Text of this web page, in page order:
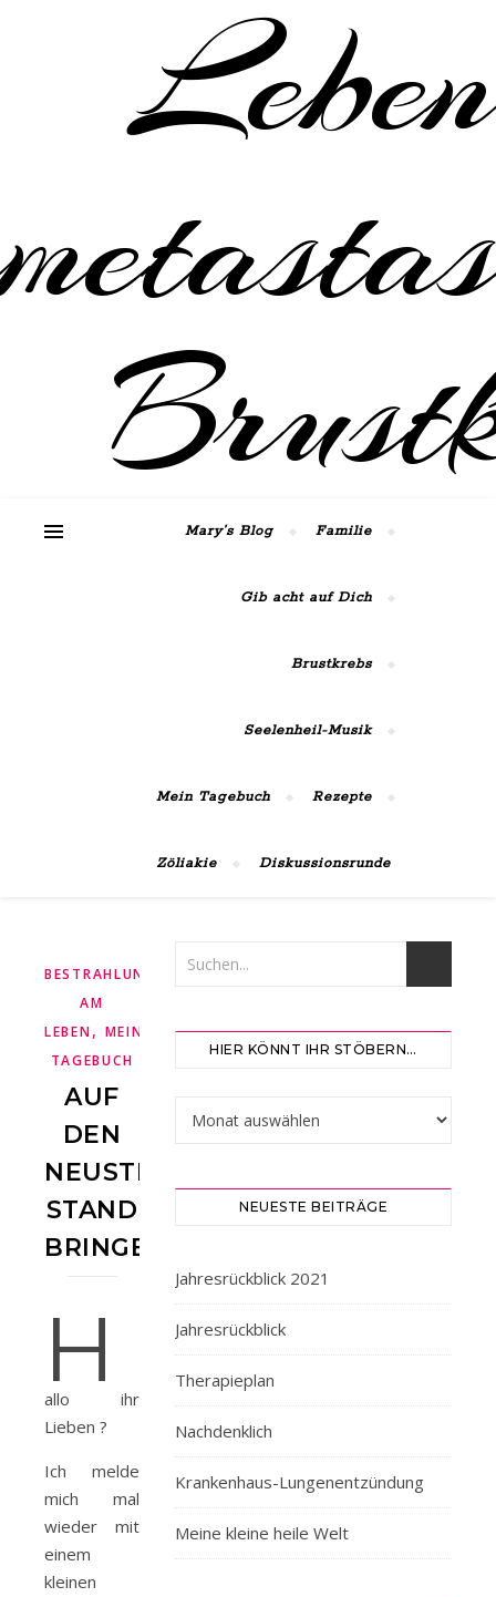
Mary’s Blog Familie
Gib acht auf Dich
Brustkrebs
Seelenheil-Musik
Mein Tagebuch Rezepte
Zöliakie Diskussionsrunde
BESTRAHLUNGEN ,BLOGGEN
AM
LEBEN, MEIN
TAGEBUCH
AUF
DEN
NEUSTEN
STAND
BRINGEN
H
allo ihr
Lieben ?
Ich melde
mich mal
wieder mit
einem
kleinen
HIER KÖNNT IHR STÖBERN…
Hier könnt ihr stöbern…
NEUESTE BEITRÄGE
Jahresrückblick 2021
Jahresrückblick
Therapieplan
Nachdenklich
Krankenhaus-Lungenentzündung
Meine kleine heile Welt